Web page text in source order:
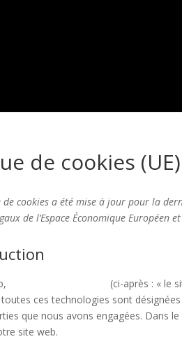
de cookies (UE)
cookies a été mise à jour pour la
de l’Espace Économique Européen
(ci-après : « le
ces technologies sont
que nous avons engagées. Dans
site web.